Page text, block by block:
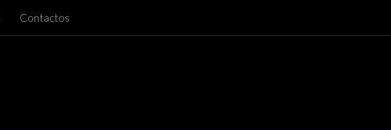
Contactos